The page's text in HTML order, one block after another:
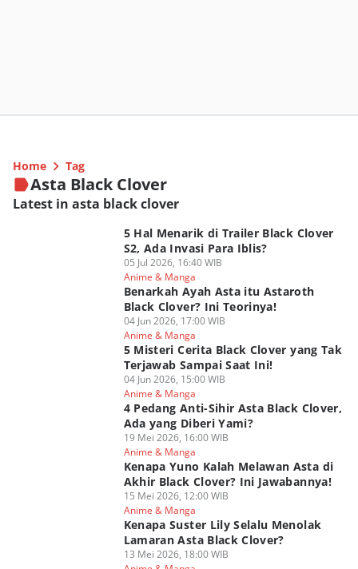
Home Tag
Asta Black Clover
Latest in asta black clover
5 Hal Menarik di Trailer Black Clover
S2, Ada Invasi Para Iblis?
05 Jul 2026, 16:40 WIB
Anime & Manga
Benarkah Ayah Asta itu Astaroth
Black Clover? Ini Teorinya!
04 Jun 2026, 17:00 WIB
Anime & Manga
5 Misteri Cerita Black Clover yang Tak
Terjawab Sampai Saat Ini!
04 Jun 2026, 15:00 WIB
Anime & Manga
4 Pedang Anti-Sihir Asta Black Clover,
Ada yang Diberi Yami?
19 Mei 2026, 16:00 WIB
Anime & Manga
Kenapa Yuno Kalah Melawan Asta di
Akhir Black Clover? Ini Jawabannya!
15 Mei 2026, 12:00 WIB
Anime & Manga
Kenapa Suster Lily Selalu Menolak
Lamaran Asta Black Clover?
13 Mei 2026, 18:00 WIB